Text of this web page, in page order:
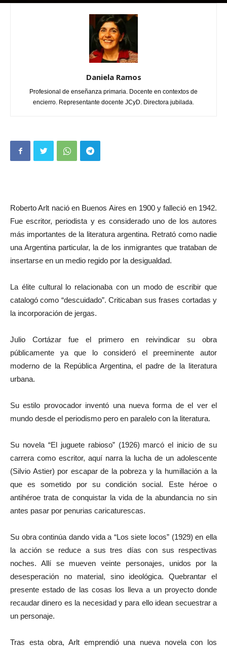
Por Daniela Ramos - junio 10, 2018 0
Daniela Ramos
Profesional de enseñanza primaria. Docente en contextos de
encierro. Representante docente JCyD. Directora jubilada.
Roberto Arlt nació en Buenos Aires en 1900 y falleció en 1942.
Fue escritor, periodista y es considerado uno de los autores
más importantes de la literatura argentina. Retrató como nadie
una Argentina particular, la de los inmigrantes que trataban de
insertarse en un medio regido por la desigualdad.
La élite cultural lo relacionaba con un modo de escribir que
catalogó como “descuidado”. Criticaban sus frases cortadas y
la incorporación de jergas.
Julio Cortázar fue el primero en reivindicar su obra
públicamente ya que lo consideró el preeminente autor
moderno de la República Argentina, el padre de la literatura
urbana.
Su estilo provocador inventó una nueva forma de el ver el
mundo desde el periodismo pero en paralelo con la literatura.
Su novela “El juguete rabioso” (1926) marcó el inicio de su
carrera como escritor, aquí narra la lucha de un adolescente
(Silvio Astier) por escapar de la pobreza y la humillación a la
que es sometido por su condición social. Este héroe o
antihéroe trata de conquistar la vida de la abundancia no sin
antes pasar por penurias caricaturescas.
Su obra continúa dando vida a “Los siete locos” (1929) en ella
la acción se reduce a sus tres días con sus respectivas
noches. Allí se mueven veinte personajes, unidos por la
desesperación no material, sino ideológica. Quebrantar el
presente estado de las cosas los lleva a un proyecto donde
recaudar dinero es la necesidad y para ello idean secuestrar a
un personaje.
Tras esta obra, Arlt emprendió una nueva novela con los